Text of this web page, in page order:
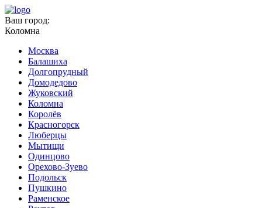
Ваш город:
Коломна
Москва
Балашиха
Долгопрудный
Домодедово
Жуковский
Коломна
Королёв
Красногорск
Люберцы
Мытищи
Одинцово
Орехово-Зуево
Подольск
Пушкино
Раменское